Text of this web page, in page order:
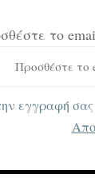
το
εγγραφή